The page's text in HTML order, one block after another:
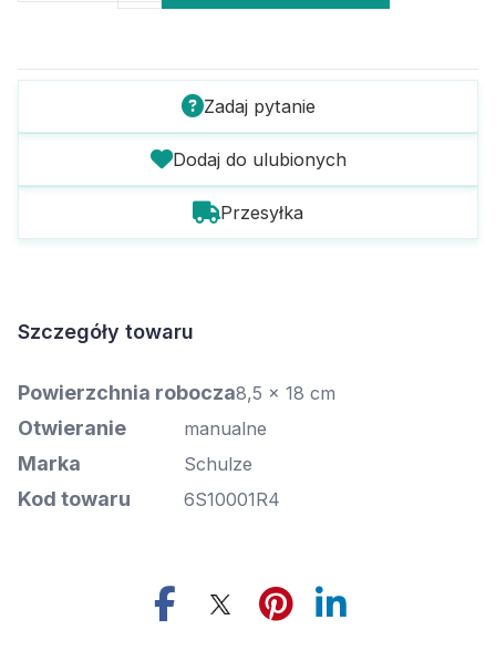
Zadaj pytanie
Dodaj do ulubionych
Przesyłka
Szczegóły towaru
Powierzchnia robocza8,5 x 18 cm
Otwieranie manualne
Marka Schulze
Kod towaru 6S10001R4